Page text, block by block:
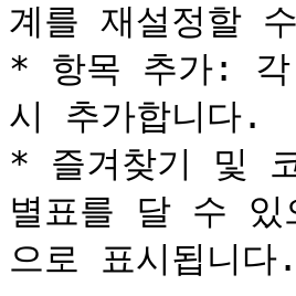
계를 재설정할
* 항목 추가:
시 추가합니다.
* 즐겨찾기 및
별표를 달 수 있
으로 표시됩니다.